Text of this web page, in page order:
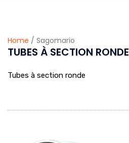
Home / Sagomario
TUBES À SECTION RONDE
Tubes à section ronde